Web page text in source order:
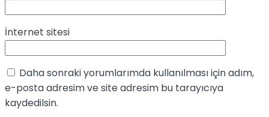
İnternet sitesi
Daha sonraki yorumlarımda kullanılması için adım,
e-posta adresim ve site adresim bu tarayıcıya
kaydedilsin.